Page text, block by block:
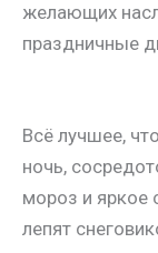
желающих
праздничные
Всё лучшее,
ночь,
мороз и яркое
лепят